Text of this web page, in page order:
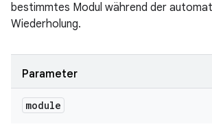
bestimmtes Modul während der
Wiederholung.
Parameter
module